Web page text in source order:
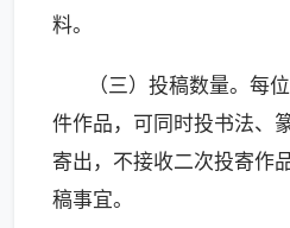
料。
（三）投稿数量。每位
件作品，可同时投书法、
寄出，不接收二次投寄作
稿事宜。